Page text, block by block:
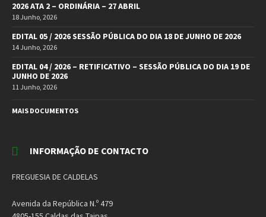
2026 ATA 2 – ORDINÁRIA – 27 ABRIL
18 Junho, 2026
EDITAL 05 / 2026 SESSÃO PÚBLICA DO DIA 18 DE JUNHO DE 2026
14 Junho, 2026
EDITAL 04 / 2026 – RETIFICATIVO – SESSÃO PÚBLICA DO DIA 19 DE
JUNHO DE 2026
11 Junho, 2026
MAIS DOCUMENTOS
INFORMAÇÃO DE CONTACTO
FREGUESIA DE CALDELAS
Avenida da República N.º 479